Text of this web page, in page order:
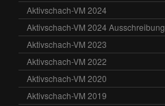
Aktivschach-VM 2024
Aktivschach-VM 2024 Ausschreibung
Aktivschach-VM 2023
Aktivschach-VM 2022
Aktivschach-VM 2020
Aktivschach-VM 2019